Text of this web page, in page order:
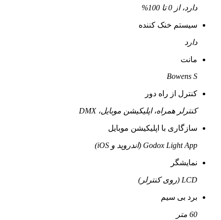
دارد، از 0 تا 100%
سیستم خنک کننده
دارد
مانت
Bowens S
کنترل از راه دور
کنترلر همراه، اپلیکیشن موبایل، DMX
سازگاری با اپلیکیشن موبایل
Godox Light App (اندروید و iOS)
نمایشگر
LCD (روی کنترلر)
برد بی سیم
60 متر